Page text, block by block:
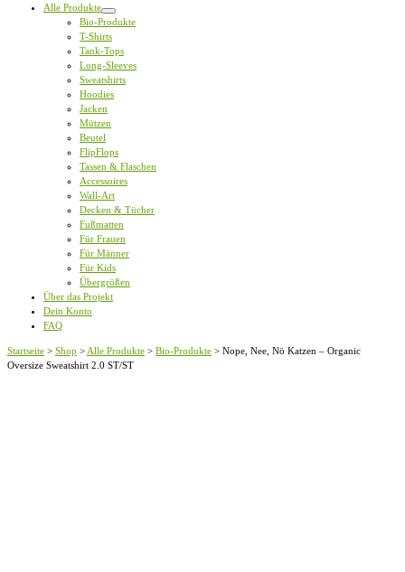
Alle Produkte
Bio-Produkte
T-Shirts
Tank-Tops
Long-Sleeves
Sweatshirts
Hoodies
Jacken
Mützen
Beutel
FlipFlops
Tassen & Flaschen
Accessoires
Wall-Art
Decken & Tücher
Fußmatten
Für Frauen
Für Männer
Für Kids
Übergrößen
Über das Projekt
Dein Konto
FAQ
Startseite > Shop > Alle Produkte > Bio-Produkte > Nope, Nee, Nö Katzen – Organic
Oversize Sweatshirt 2.0 ST/ST